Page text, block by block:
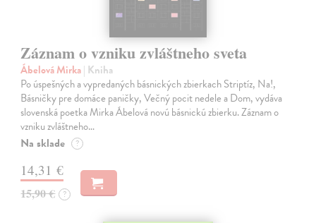
Záznam o vzniku zvláštneho sveta
Ábelová Mirka| Kniha
Po úspešných a vypredaných básnických zbierkach Striptíz, Na!,
Básničky pre domáce paničky, Večný pocit nedele a Dom, vydáva
slovenská poetka Mirka Ábelová novú básnickú zbierku. Záznam o
vzniku zvláštneho…
Na sklade ?
14,31 €
15,90 € ?